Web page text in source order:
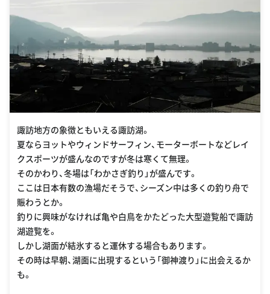
諏訪地方の象徴ともいえる諏訪湖。
夏ならヨットやウィンドサーフィン、モーターボートなどレイ
クスポーツが盛んなのですが冬は寒くて無理。
そのかわり、冬場は「わかさぎ釣り」が盛んです。
ここは日本有数の漁場だそうで、シーズン中は多くの釣り舟で
賑わうとか。
釣りに興味がなければ亀や白鳥をかたどった大型遊覧船で諏訪
湖遊覧を。
しかし湖面が結氷すると運休する場合もあります。
その時は早朝、湖面に出現するという「御神渡り」に出会えるか
も。